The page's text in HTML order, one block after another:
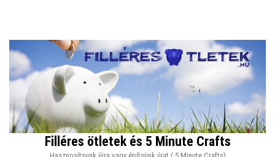
Filléres ötletek és 5 Minute Crafts